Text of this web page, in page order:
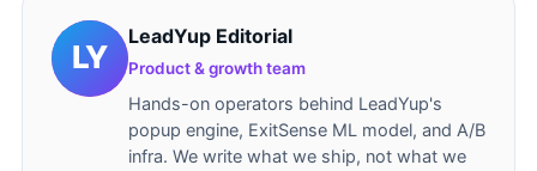
LeadYup Editorial
Product & growth team
Hands-on operators behind LeadYup's
popup engine, ExitSense ML model, and A/B
infra. We write what we ship, not what we